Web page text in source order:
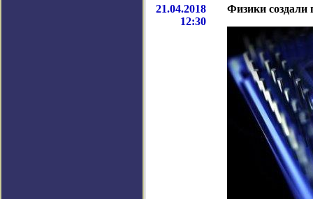
21.04.2018
12:30
Физики